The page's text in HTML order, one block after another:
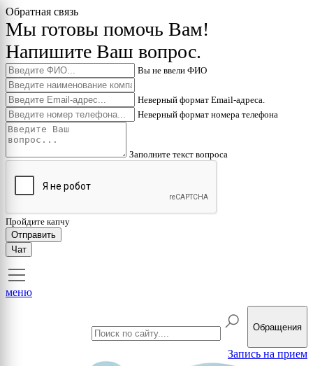
Обратная связь
Мы готовы помочь Вам!
Напишите Ваш вопрос.
Вы не ввели ФИО
Неверный формат Email-адреса.
Неверный формат номера телефона
Заполните текст вопроса
Пройдите капчу
Отправить
Чат
меню
Обращения
Запись на прием